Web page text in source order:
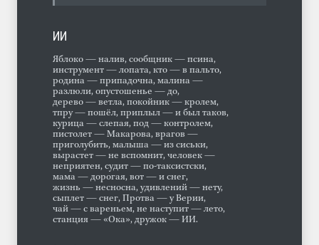
ИИ
Яблоко — налив, сообщник — псина,
инструмент — лопата, кто — в пальто,
родина — припадочна, малина —
разлюли, опустошенье — до,
дерево — ветла, покойник — кролем,
тпру — пошёл, приплыл — и был таков,
курица — слепая, под — контролем,
пистолет — Макарова, врагов —
приголубить, малыша — из сиськи,
вырастет — не вспомнит, человек —
неприятен, судит — по-таксистски,
мама — дорогая, вот — и снег,
жизнь — несносна, удивлений — нету,
сыплет — снег, Протва — у Верии,
чай — с вареньем, не наступит — лето,
станция — «Ока», дружок — ИИ.